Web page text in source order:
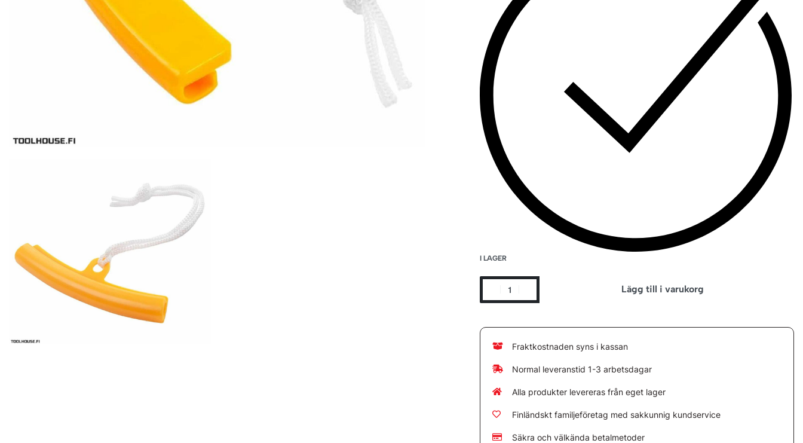
I LAGER
Lägg till i varukorg
Fraktkostnaden syns i kassan
Normal leveranstid 1-3 arbetsdagar
Alla produkter levereras från eget lager
Finländskt familjeföretag med sakkunnig kundservice
Säkra och välkända betalmetoder